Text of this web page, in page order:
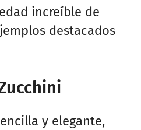
increíble de
destacados
y elegante,